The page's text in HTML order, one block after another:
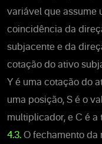
variável que assume
coincidência da
subjacente e da
cotação do ativo
Y é uma cotação do
uma posição, S é o
multiplicador, e C é a
4.3. O fechamento da